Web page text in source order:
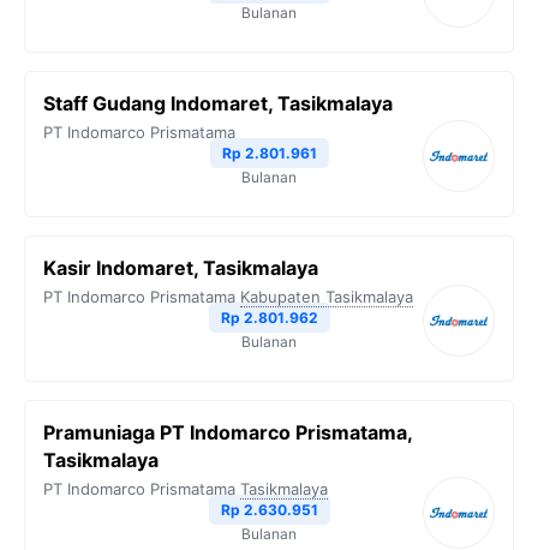
Bulanan
Staff Gudang Indomaret, Tasikmalaya
PT Indomarco Prismatama
Rp 2.801.961
Bulanan
Kasir Indomaret, Tasikmalaya
PT Indomarco Prismatama Kabupaten Tasikmalaya
Rp 2.801.962
Bulanan
Pramuniaga PT Indomarco Prismatama,
Tasikmalaya
PT Indomarco Prismatama Tasikmalaya
Rp 2.630.951
Bulanan